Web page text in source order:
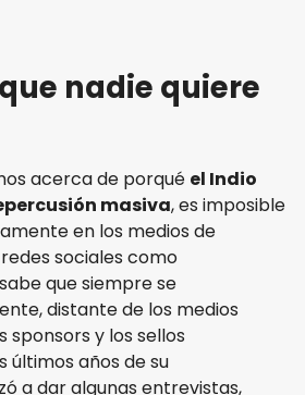
nadie quiere
acerca de porqué el Indio
masiva, es imposible
en los medios de
sociales como
que siempre se
distante de los medios
sponsors y los sellos
últimos años de su
a dar algunas entrevistas,